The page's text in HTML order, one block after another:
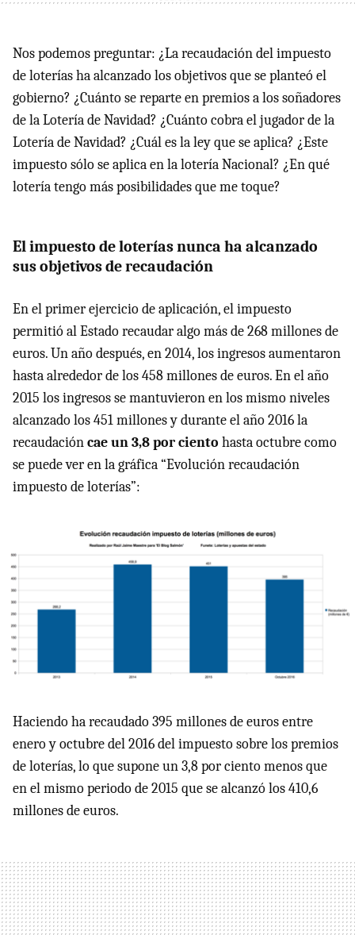
Nos podemos preguntar: ¿La recaudación del impuesto
de loterías ha alcanzado los objetivos que se planteó el
gobierno? ¿Cuánto se reparte en premios a los soñadores
de la Lotería de Navidad? ¿Cuánto cobra el jugador de la
Lotería de Navidad? ¿Cuál es la ley que se aplica? ¿Este
impuesto sólo se aplica en la lotería Nacional? ¿En qué
lotería tengo más posibilidades que me toque?
El impuesto de loterías nunca ha alcanzado
sus objetivos de recaudación
En el primer ejercicio de aplicación, el impuesto
permitió al Estado recaudar algo más de 268 millones de
euros. Un año después, en 2014, los ingresos aumentaron
hasta alrededor de los 458 millones de euros. En el año
2015 los ingresos se mantuvieron en los mismo niveles
alcanzado los 451 millones y durante el año 2016 la
recaudacióncae un 3,8 por ciento hasta octubre como
se puede ver en la gráfica “Evolución recaudación
impuesto de loterías”:
Haciendo ha recaudado 395 millones de euros entre
enero y octubre del 2016 del impuesto sobre los premios
de loterías, lo que supone un 3,8 por ciento menos que
en el mismo periodo de 2015 que se alcanzó los 410,6
millones de euros.